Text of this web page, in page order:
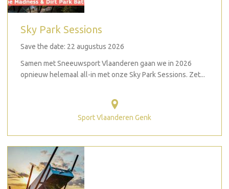
Sky Park Sessions
Save the date: 22 augustus 2026
Samen met Sneeuwsport Vlaanderen gaan we in 2026
opnieuw helemaal all-in met onze Sky Park Sessions. Zet...
Sport Vlaanderen Genk